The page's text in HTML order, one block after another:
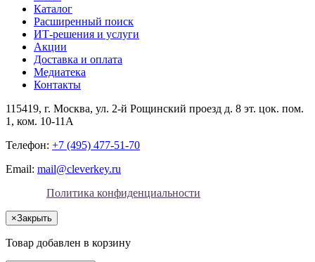
Каталог
Расширенный поиск
ИТ-решения и услуги
Акции
Доставка и оплата
Медиатека
Контакты
115419, г. Москва, ул. 2-й Рощинский проезд д. 8 эт. цок. пом.
1, ком. 10-11А
Телефон: +7 (495) 477-51-70
Email: mail@cleverkey.ru
Политика конфиденциальности
×Закрыть
Товар добавлен в корзину